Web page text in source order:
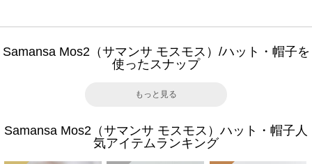
Samansa Mos2（サマンサ モスモス）/ハット・帽子を
使ったスナップ
もっと見る
Samansa Mos2（サマンサ モスモス）ハット・帽子人
気アイテムランキング